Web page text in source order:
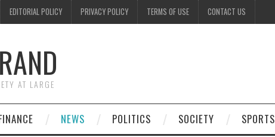
EDITORIAL POLICY PRIVACY POLICY TERMS OF USE CONTACT US
AT LARGE
NEWS POLITICS SOCIETY SPORTS